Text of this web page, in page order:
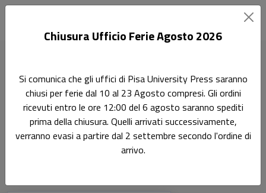
Rosa María García Jiménez
Pagina di Rosa María García Jiménez
Chiusura Ufficio Ferie Agosto 2026
Si comunica che gli uffici di Pisa University Press saranno
chiusi per ferie dal 10 al 23 Agosto compresi. Gli ordini
ricevuti entro le ore 12:00 del 6 agosto saranno spediti
prima della chiusura. Quelli arrivati successivamente,
verranno evasi a partire dal 2 settembre secondo l'ordine di
arrivo.